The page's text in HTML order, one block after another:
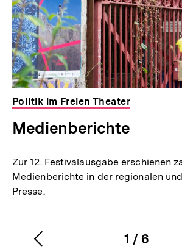
Politik im Freien Theater
Medienberichte
Zur 12. Festivalausgabe erschienen
Medienberichte in der regionalen
Presse.
1 / 6